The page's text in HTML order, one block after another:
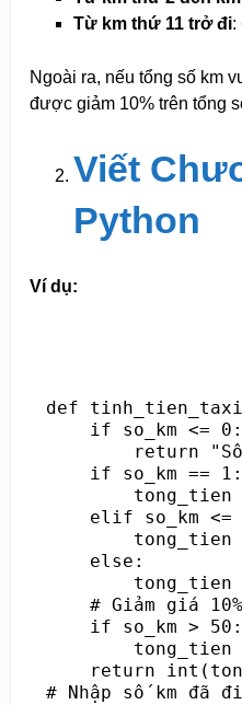
Từ km thứ 11 trở đi:
Ngoài ra, nếu tổng số km
được giảm 10% trên tổng
Viết
Python
Ví dụ:
def
    if so_km <= 0:
return
    if so_km == 1:
tong_tien
elif so_km <=
tong_tien
    else:
# Giảm giá
    if so_km > 50:
return
# Nhập số km đã đi